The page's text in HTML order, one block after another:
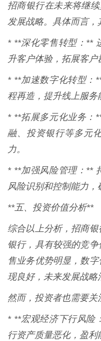
招商银行在未来将继
发展战略。具体而言，
* **深化零售转型：**
升客户体验，拓展客户
* **加速数字化转型：
程再造，提升线上服务
* **拓展多元化业务：
融、投资银行等多元
力。
* **加强风险管理：**
风险识别和控制能力，
**五、投资价值分析**
综合以上分析，招商
银行，具有较强的竞
售业务优势明显，数
现良好，未来发展战略
然而，投资者也需要关
* **宏观经济下行风险
行资产质量恶化，盈利